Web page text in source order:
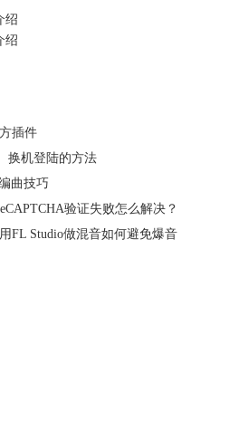
绍
绍
插件
换机登陆的方法
曲技巧
验证失败怎么解决？
FL Studio做混音如何避免爆音